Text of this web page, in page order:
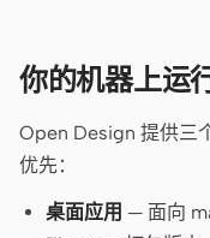
版主
Discord
你的机器上运
Open Design 提供三
优先：
桌面应用 — 面向